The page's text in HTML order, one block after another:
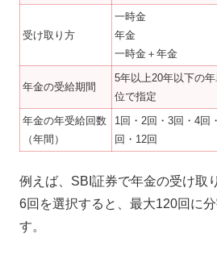
受け取り方
一時金
年金
一時金＋年金
年金の受給期間
5年以上20年以下の
位で指定
年金の年受給回数
（年間）
1回・2回・3回・4回
回・12回
例えば、SBI証券で年金の受け取
6回を選択すると、最大120回に
す。